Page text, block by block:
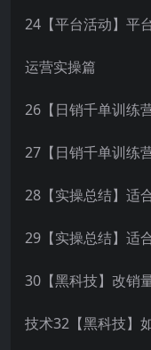
24【平台活动】平
运营实操篇
26【日销千单训练
27【日销千单训练
28【实操总结】适
29【实操总结】适
30【黑科技】改销
技术32【黑科技】